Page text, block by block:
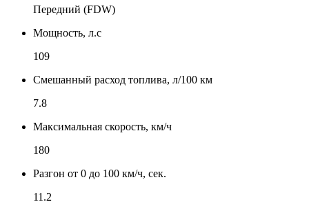
Передний (FDW)
Мощность, л.с
109
Смешанный расход топлива, л/100 км
7.8
Максимальная скорость, км/ч
180
Разгон от 0 до 100 км/ч, сек.
11.2